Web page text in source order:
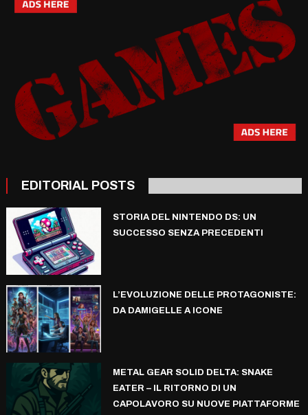
EDITORIAL POSTS
STORIA DEL NINTENDO DS: UN
SUCCESSO SENZA PRECEDENTI
L’EVOLUZIONE DELLE PROTAGONISTE:
DA DAMIGELLE A ICONE
METAL GEAR SOLID DELTA: SNAKE
EATER – IL RITORNO DI UN
CAPOLAVORO SU NUOVE PIATTAFORME